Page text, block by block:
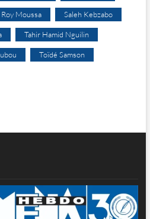
Roy Moussa Saleh Kebzabo
Tahir Hamid Nguilin
Toïdé Samson